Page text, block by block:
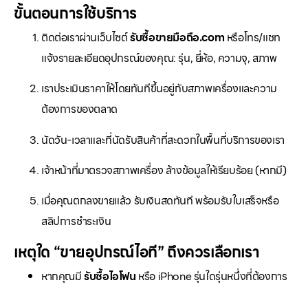
ขั้นตอนการใช้บริการ
ติดต่อเราผ่านเว็บไซต์รับซื้อขายมือถือ.com หรือโทร/แชท
แจ้งรายละเอียดอุปกรณ์ของคุณ: รุ่น, ยี่ห้อ, ความจุ, สภาพ
เราประเมินราคาให้โดยทันทีขึ้นอยู่กับสภาพเครื่องและความ
ต้องการของตลาด
นัดวัน-เวลาและที่นัดรับสินค้าที่สะดวกในพื้นที่บริการของเรา
เจ้าหน้าที่มาตรวจสภาพเครื่อง ล้างข้อมูลให้เรียบร้อย (หากมี)
เมื่อคุณตกลงขายแล้ว รับเงินสดทันที พร้อมรับใบเสร็จหรือ
สลิปการชำระเงิน
เหตุใด “ขายอุปกรณ์ไอที” ถึงควรเลือกเรา
หากคุณมีรับซื้อไอโฟน หรือ iPhone รุ่นใดรุ่นหนึ่งที่ต้องการ